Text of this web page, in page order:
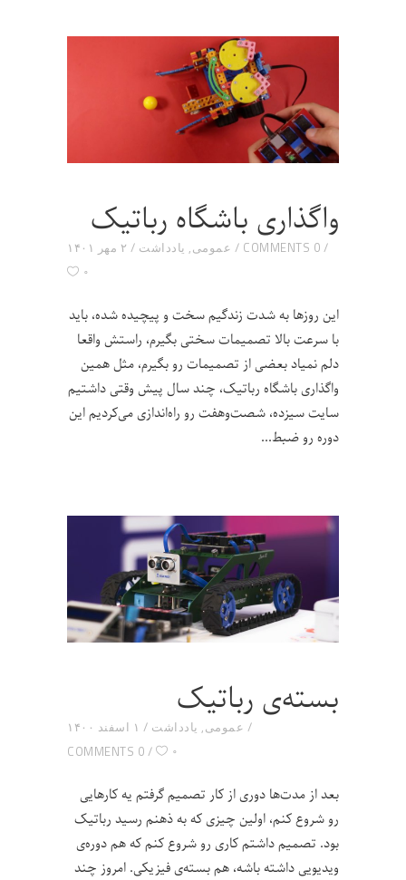
واگذاری باشگاه رباتیک
۲ مهر ۱۴۰۱ عمومی, یادداشت 0 COMMENTS
۰
این روزها به شدت زندگیم سخت و پیچیده شده، باید
با سرعت بالا تصمیمات سختی بگیرم، راستش واقعا
دلم نمیاد بعضی از تصمیمات رو بگیرم، مثل همین
واگذاری باشگاه رباتیک، چند سال پیش وقتی داشتیم
سایت سیزده‌، شصت‌و‌هفت رو راه‌اندازی می‌کردیم این
دوره رو ضبط
بسته‌ی رباتیک
۱ اسفند ۱۴۰۰ عمومی, یادداشت
0 COMMENTS
۰
بعد از مدت‌ها دوری از کار تصمیم گرفتم یه کارهایی
رو شروع کنم، اولین چیزی که به ذهنم رسید رباتیک
بود. تصمیم داشتم کاری رو شروع کنم که هم دوره‌ی
ویدیویی داشته باشه، هم بسته‌ی فیزیکی. امروز چند